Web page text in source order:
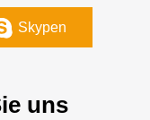
Skypen
uns